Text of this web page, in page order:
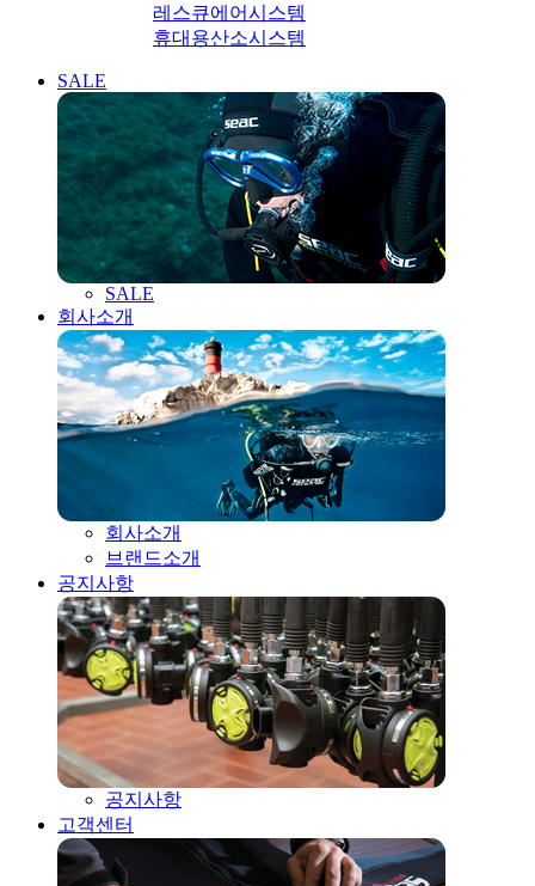
레스큐에어시스템
휴대용산소시스템
SALE
SALE
회사소개
회사소개
브랜드소개
공지사항
공지사항
고객센터